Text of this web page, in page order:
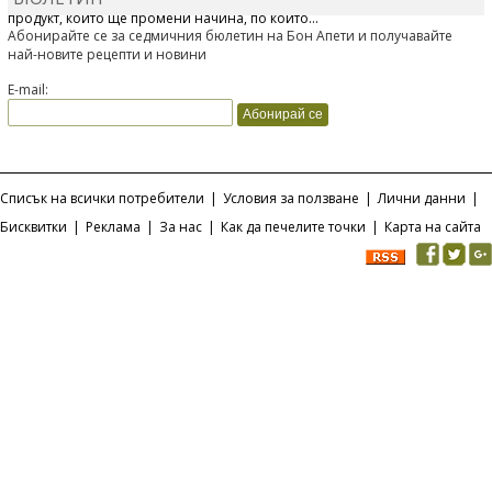
продукт, който ще промени начина, по който...
Абонирайте се за седмичния бюлетин на Бон Апети и получавайте
най-новите рецепти и новини
E-mail:
Списък на всички потребители | Условия за ползване | Лични данни |
Бисквитки | Реклама | За нас | Как да печелите точки | Карта на сайта